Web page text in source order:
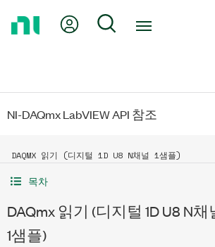
My Account
Search
NI-DAQmx LabVIEW API 참조
DAQMX 읽기 (디지털 1D U8 N채널 1샘플)
목차
DAQmx 읽기 (디지털 1D U8 N채
1샘플)